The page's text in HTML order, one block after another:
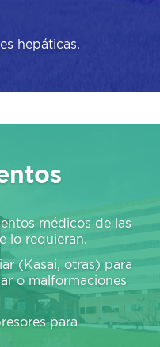
hepáticas.
médicos de las
lo requieran.
(Kasai, otras) para
o malformaciones
para